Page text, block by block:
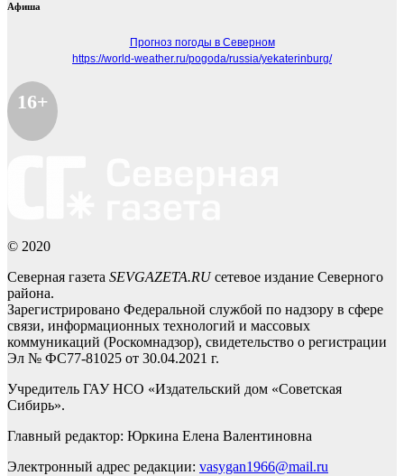
Афиша
Прогноз погоды в Северном
https://world-weather.ru/pogoda/russia/yekaterinburg/
16+
© 2020
Северная газета SEVGAZETA.RUсетевое издание Северного
района.
Зарегистрировано Федеральной службой по надзору в сфере
связи, информационных технологий и массовых
коммуникаций (Роскомнадзор), свидетельство о регистрации
Эл № ФС77-81025 от 30.04.2021 г.
Учредитель ГАУ НСО «Издательский дом «Советская
Сибирь».
Главный редактор: Юркина Елена Валентиновна
Электронный адрес редакции: vasygan1966@mail.ru